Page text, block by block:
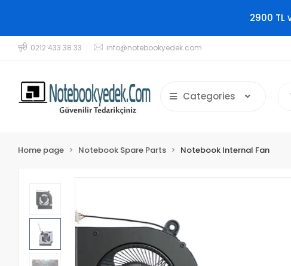
2900 TL
0212 433 38 33 info@notebookyedek.com
Categories
Home page Notebook Spare Parts Notebook Internal Fan